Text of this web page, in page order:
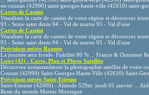
en-couzan (42990) saint-georges-haute-ville (42610) saint-
Cartes de Cassini
Visualisez la carte de cassini de votre région et découvrez
93 - Seine saint denis 94 - Val de marne 95 - Val d'oise
Cartes de Cassini
Visualisez la carte de cassini de votre région et découvrez
93 - Seine saint denis 94 - Val de marne 95 - Val d'oise
Prévisions météo Roanne
La journée sera froide. Fiabilité 80 % ... France & Outremer
Loire (42) - Carte, Plan et Photo Satellite
Découvrez instantanément la photographie satellite de votre
Couzan (42990) Saint-Georges-Haute-Ville (42610) Saint-
Prévisions météo Saint-Etienne
Saint-Etienne (42000) - Altitude 529m: jeudi 01 janvier ...
Reste du monde Marine Montagne